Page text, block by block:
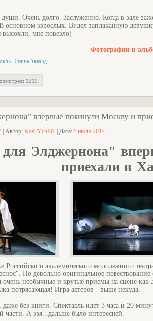
Очень долго. Заслуженно. Когда в зале
основном взрослых. Видел заплаканную
высохли, мне повезло)
Фотографии в
, Кролик Эдвард
1219
впервые покинули Москву и
| Автор: KosTYchEK | Дата: 5 июля 2017
Элджернона"
приехали в
Российского академического молодежного
Но довольно оригинальное
очень необычные и крутые приемы на сцене как
потрясающая! Игра актеров - выше некуда.
без книги. Спектакль идет 3 часа и 20
части. А зря...дальше было интересней.